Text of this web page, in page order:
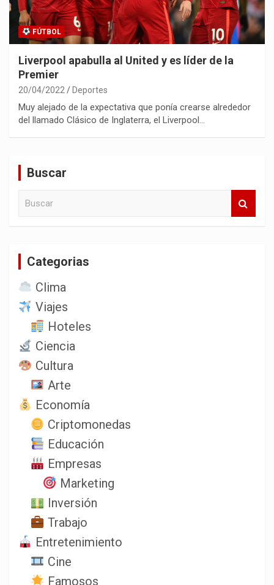
FÚTBOL
Liverpool apabulla al United y es líder de la
Premier
20/04/2022 Deportes
Muy alejado de la expectativa que ponía crearse alrededor
del llamado Clásico de Inglaterra, el Liverpool…
Buscar
Categorias
Clima
Viajes
Hoteles
Ciencia
Cultura
Arte
Economía
Criptomonedas
Educación
Empresas
Marketing
Inversión
Trabajo
Entretenimiento
Cine
Famosos